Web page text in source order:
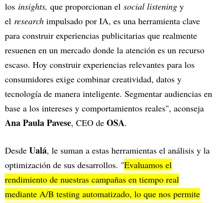
los insights, que proporcionan el social listening y
el research impulsado por IA, es una herramienta clave
para construir experiencias publicitarias que realmente
resuenen en un mercado donde la atención es un recurso
escaso. Hoy construir experiencias relevantes para los
consumidores exige combinar creatividad, datos y
tecnología de manera inteligente. Segmentar audiencias en
base a los intereses y comportamientos reales", aconseja
Ana Paula Pavese, CEO de OSA.
Desde Ualá, le suman a estas herramientas el análisis y la
optimización de sus desarrollos. "Evaluamos el
rendimiento de nuestras campañas en tiempo real
mediante A/B testing automatizado, lo que nos permite